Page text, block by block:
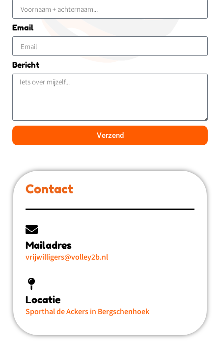
Email
Bericht
Verzend
Contact
Mailadres
vrijwilligers@volley2b.nl
Locatie
Sporthal de Ackers in Bergschenhoek